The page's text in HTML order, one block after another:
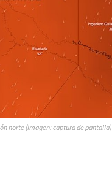
norte (Imagen: captura de pantalla)